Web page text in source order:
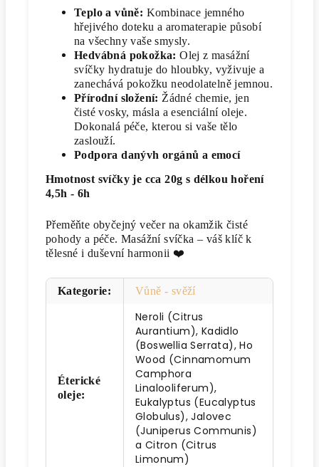
Teplo a vůně: Kombinace jemného
hřejivého doteku a aromaterapie působí
na všechny vaše smysly.
Hedvábná pokožka: Olej z masážní
svíčky hydratuje do hloubky, vyživuje a
zanechává pokožku neodolatelně jemnou.
Přírodní složení: Žádné chemie, jen
čisté vosky, másla a esenciální oleje.
Dokonalá péče, kterou si vaše tělo
zaslouží.
Podpora danývh orgánů a emocí
Hmotnost svíčky je cca 20g s délkou hoření
4,5h - 6h
Přeměňte obyčejný večer na okamžik čisté
pohody a péče. Masážní svíčka – váš klíč k
tělesné i duševní harmonii ❤️
Kategorie: Vůně - svěží
Éterické
oleje:
Neroli (Citrus
Aurantium), Kadidlo
(Boswellia Serrata), Ho
Wood (Cinnamomum
Camphora
Linalooliferum),
Eukalyptus (Eucalyptus
Globulus), Jalovec
(Juniperus Communis)
a Citron (Citrus
Limonum)